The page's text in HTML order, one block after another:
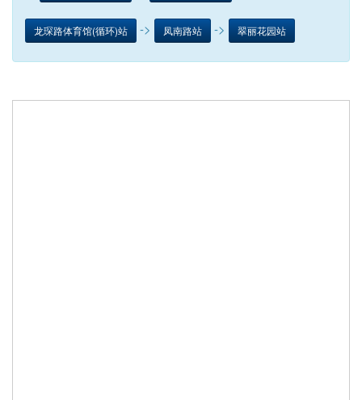
龙琛路体育馆(循环)站 -> 凤南路站 -> 翠丽花园站